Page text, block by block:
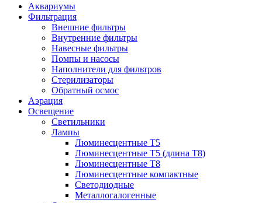
Аквариумы
Фильтрация
Внешние фильтры
Внутренние фильтры
Навесные фильтры
Помпы и насосы
Наполнители для фильтров
Стерилизаторы
Обратный осмос
Аэрация
Освещение
Светильники
Лампы
Люминесцентные T5
Люминесцентные T5 (длина T8)
Люминесцентные T8
Люминесцентные компактные
Светодиодные
Металлогалогенные